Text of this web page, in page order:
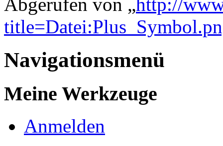
Abgerufen von „http://
Navigationsmenü
Meine Werkzeuge
Anmelden